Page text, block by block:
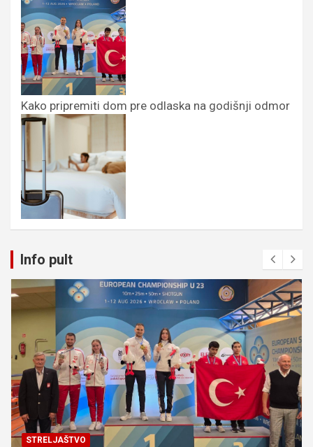
Kako pripremiti dom pre odlaska na godišnji odmor
Info pult
STRELJAŠTVO